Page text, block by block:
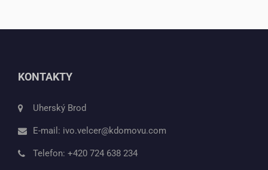
KONTAKTY
Uherský Brod
E-mail: ivo.velcer@kdomovu.com
Telefon: +420 724 638 234